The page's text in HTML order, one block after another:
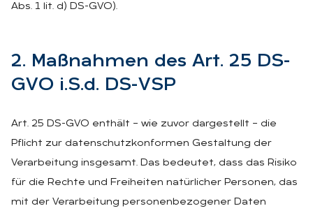
Abs. 1 lit. d) DS-GVO).
2. Maß­nah­men des Art. 25 DS-
GVO i.S.d. DS-VSP
Art. 25 DS-GVO enthält – wie zuvor dargestellt – die
Pflicht zur datenschutzkonformen Gestaltung der
Verarbeitung insgesamt. Das bedeutet, dass das Risiko
für die Rechte und Freiheiten natürlicher Personen, das
mit der Verarbeitung personenbezogener Daten